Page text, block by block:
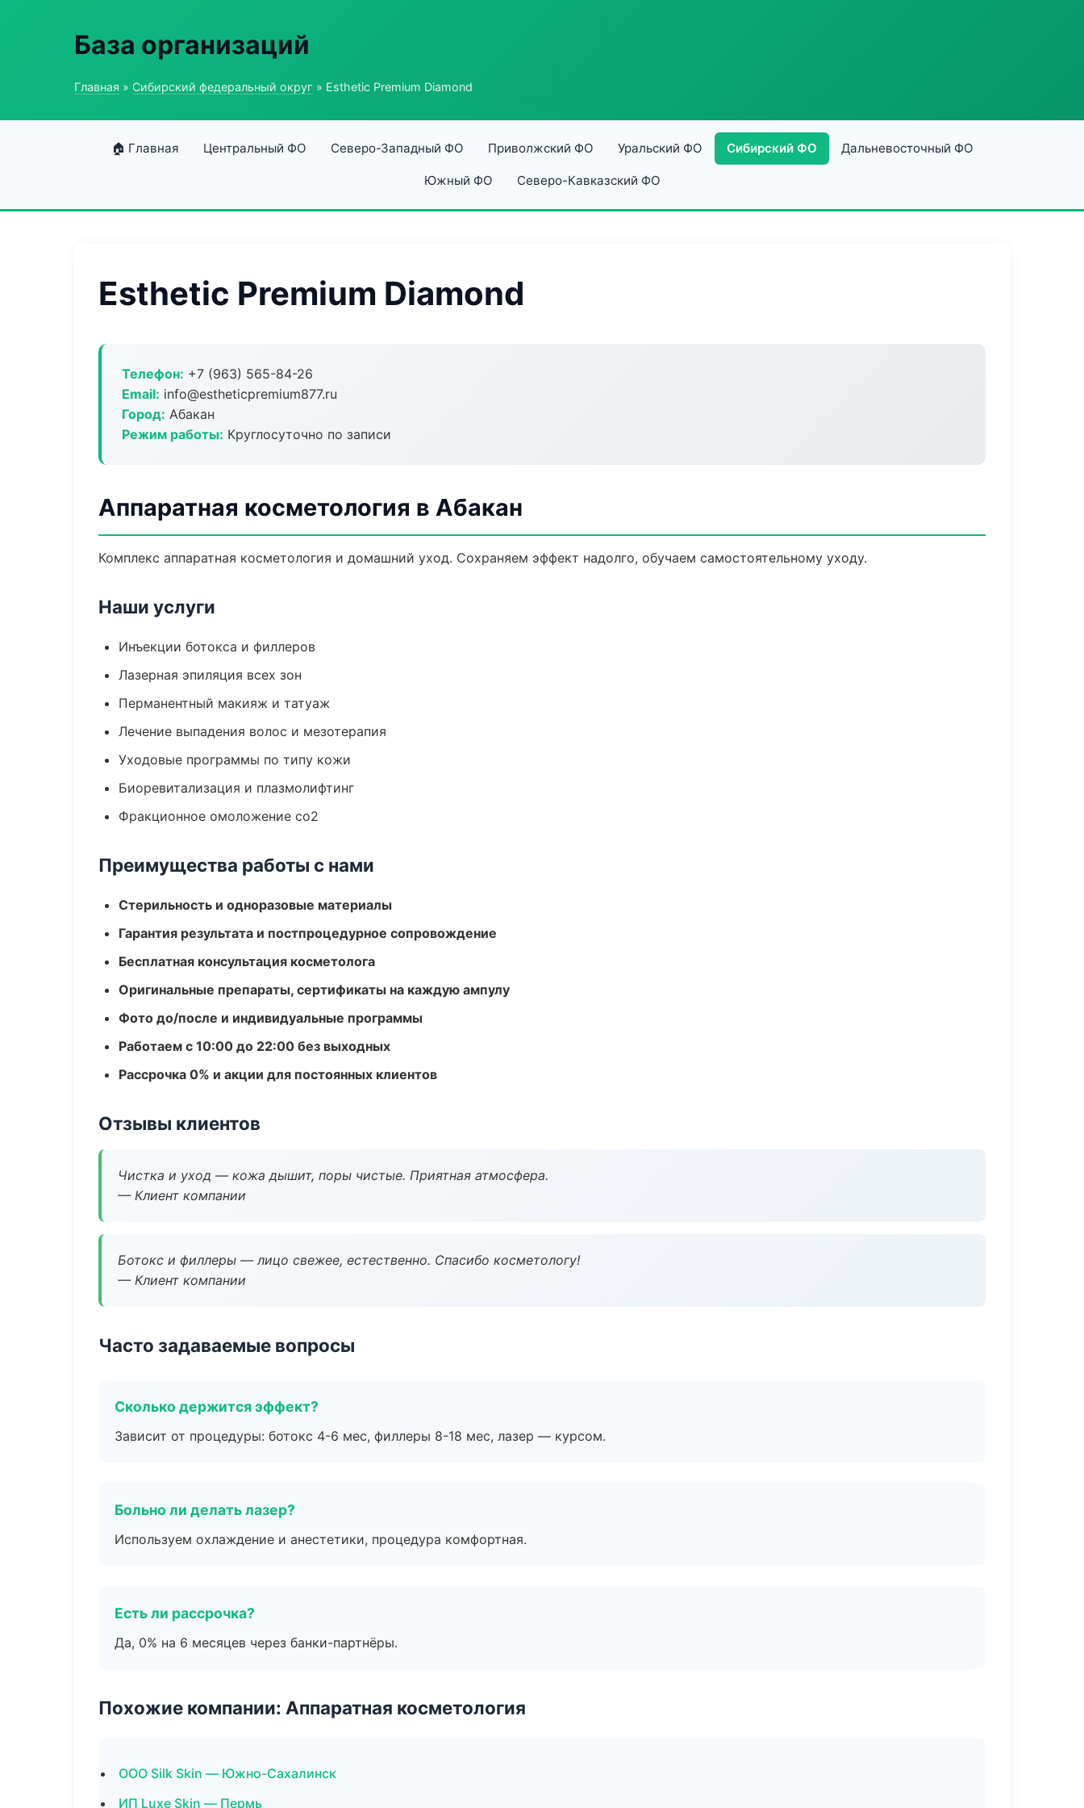
База организаций
Главная » Сибирский федеральный округ » Esthetic Premium Diamond
🏠 Главная Центральный ФО Северо-Западный ФО Приволжский ФО Уральский ФО Сибирский ФО Дальневосточный ФО
Южный ФО Северо-Кавказский ФО
Esthetic Premium Diamond
Телефон: +7 (963) 565-84-26
Email: info@estheticpremium877.ru
Город: Абакан
Режим работы: Круглосуточно по записи
Аппаратная косметология в Абакан
Комплекс аппаратная косметология и домашний уход. Сохраняем эффект надолго, обучаем самостоятельному уходу.
Наши услуги
Инъекции ботокса и филлеров
Лазерная эпиляция всех зон
Перманентный макияж и татуаж
Лечение выпадения волос и мезотерапия
Уходовые программы по типу кожи
Биоревитализация и плазмолифтинг
Фракционное омоложение co2
Преимущества работы с нами
Стерильность и одноразовые материалы
Гарантия результата и постпроцедурное сопровождение
Бесплатная консультация косметолога
Оригинальные препараты, сертификаты на каждую ампулу
Фото до/после и индивидуальные программы
Работаем с 10:00 до 22:00 без выходных
Рассрочка 0% и акции для постоянных клиентов
Отзывы клиентов
Чистка и уход — кожа дышит, поры чистые. Приятная атмосфера.
— Клиент компании
Ботокс и филлеры — лицо свежее, естественно. Спасибо косметологу!
— Клиент компании
Часто задаваемые вопросы
Сколько держится эффект?
Зависит от процедуры: ботокс 4-6 мес, филлеры 8-18 мес, лазер — курсом.
Больно ли делать лазер?
Используем охлаждение и анестетики, процедура комфортная.
Есть ли рассрочка?
Да, 0% на 6 месяцев через банки-партнёры.
Похожие компании: Аппаратная косметология
ООО Silk Skin — Южно-Сахалинск
ИП Luxe Skin — Пермь